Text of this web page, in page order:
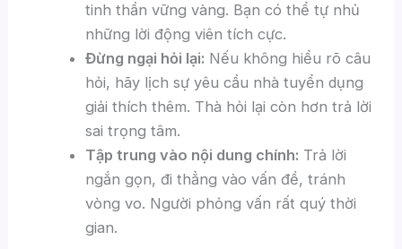
tinh thần vững vàng. Bạn có thể tự nhủ
những lời động viên tích cực.
Đừng ngại hỏi lại: Nếu không hiểu rõ câu
hỏi, hãy lịch sự yêu cầu nhà tuyển dụng
giải thích thêm. Thà hỏi lại còn hơn trả lời
sai trọng tâm.
Tập trung vào nội dung chính: Trả lời
ngắn gọn, đi thẳng vào vấn đề, tránh
vòng vo. Người phỏng vấn rất quý thời
gian.